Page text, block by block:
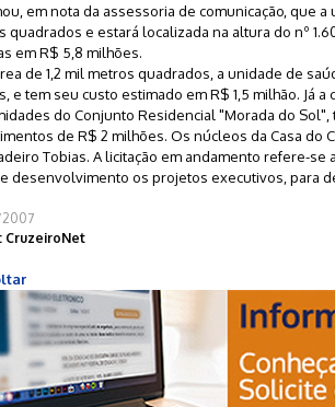
em nota da assessoria de comunicação, que
quadrados e estará localizada na altura do nº
em R$ 5,8 milhões.
de 1,2 mil metros quadrados, a unidade de
e tem seu custo estimado em R$ 1,5 milhão. Já
do Conjunto Residencial "Morada do
de R$ 2 milhões. Os núcleos da Casa do
Tobias. A licitação em andamento refere-
desenvolvimento os projetos executivos, para
CruzeiroNet